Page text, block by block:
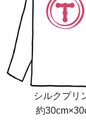
シルクプリ
約